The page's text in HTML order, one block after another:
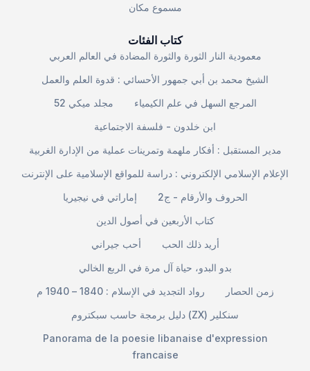
مسموع مكان
كتاب الفئات
معمودية النار الثورة والثورة المضادة في العالم العربي
الشيخ محمد بن أبي جمهور الأحسائي : قدوة العلم والعمل
مجلد ميكي 52
المرجع السهل في علم الكيمياء
ابن خلدون - فلسفة الاجتماعية
مدير المستقبل : أفكار ملهمة وتمرينات عملية من الإدارة الغربية
الإعلام الإسلامي الإلكتروني : دراسة للمواقع الإسلامية على الإنترنت
إماراتي في نيجيريا
الحروف والأرقام - ج2
كتاب الأربعين في أصول الدين
أحب جيراني
أريد ذلك الحب
بدو البدو، حياة آل مرة في الربع الخالي
رواد التجديد في الإسلام : 1840 – 1940 م
زمن الحصار
دليل برمجة حاسب سبكتروم (ZX) سنكلير
Panorama de la poesie libanaise d'expression
francaise